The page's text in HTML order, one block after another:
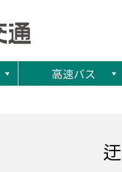
高速バス